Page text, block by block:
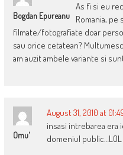
Bogdan Epureanu
As fi si eu
Romania,
filmate/fotografiate doar
sau orice cetatean?
am auzit ambele variante si
Omu'
August 31, 2010 at
insasi intrebarea era
domeniul public…LOL